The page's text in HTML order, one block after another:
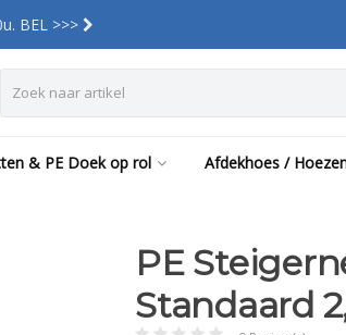
BEL >>>
& PE Doek op rol Afdekhoes /
PE
Standaard